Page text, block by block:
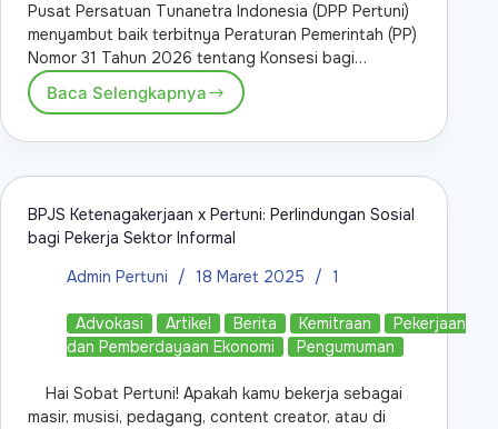
Pusat Persatuan Tunanetra Indonesia (DPP Pertuni)
menyambut baik terbitnya Peraturan Pemerintah (PP)
Nomor 31 Tahun 2026 tentang Konsesi bagi…
Baca Selengkapnya
BPJS Ketenagakerjaan x Pertuni: Perlindungan Sosial
bagi Pekerja Sektor Informal
Admin Pertuni
18 Maret 2025 1
Advokasi Artikel Berita Kemitraan
Pekerjaan
dan Pemberdayaan Ekonomi
Pengumuman
Hai Sobat Pertuni! Apakah kamu bekerja sebagai
masir, musisi, pedagang, content creator, atau di